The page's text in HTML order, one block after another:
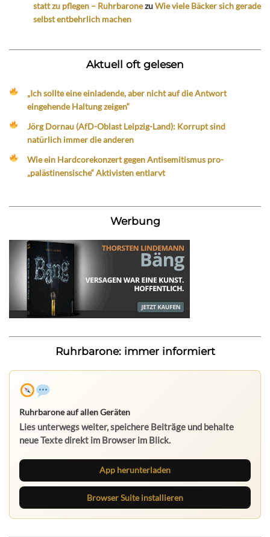
statt zu pflegen – RuhrbaronezuWie viele Bäcker sich gerade
selbst entbehrlich machen
Aktuell oft gelesen
„Ich sollte eine einladende, aber nicht auf die Antwort
eingehende Haltung zeigen“
Jörg Dornau (AfD-Oblast Leipzig-Land): Korrupt sind
natürlich immer die anderen
Wie ein Hardcorekonzert gegen Antisemitismus pro-
„palästinensische“ Aktivisten entlarvt
Werbung
Ruhrbarone: immer informiert
Ruhrbarone auf allen Geräten
Lies unterwegs weiter, speichere Beiträge und behalte
neue Texte direkt im Browser im Blick.
App herunterladen
Browser Suite installieren